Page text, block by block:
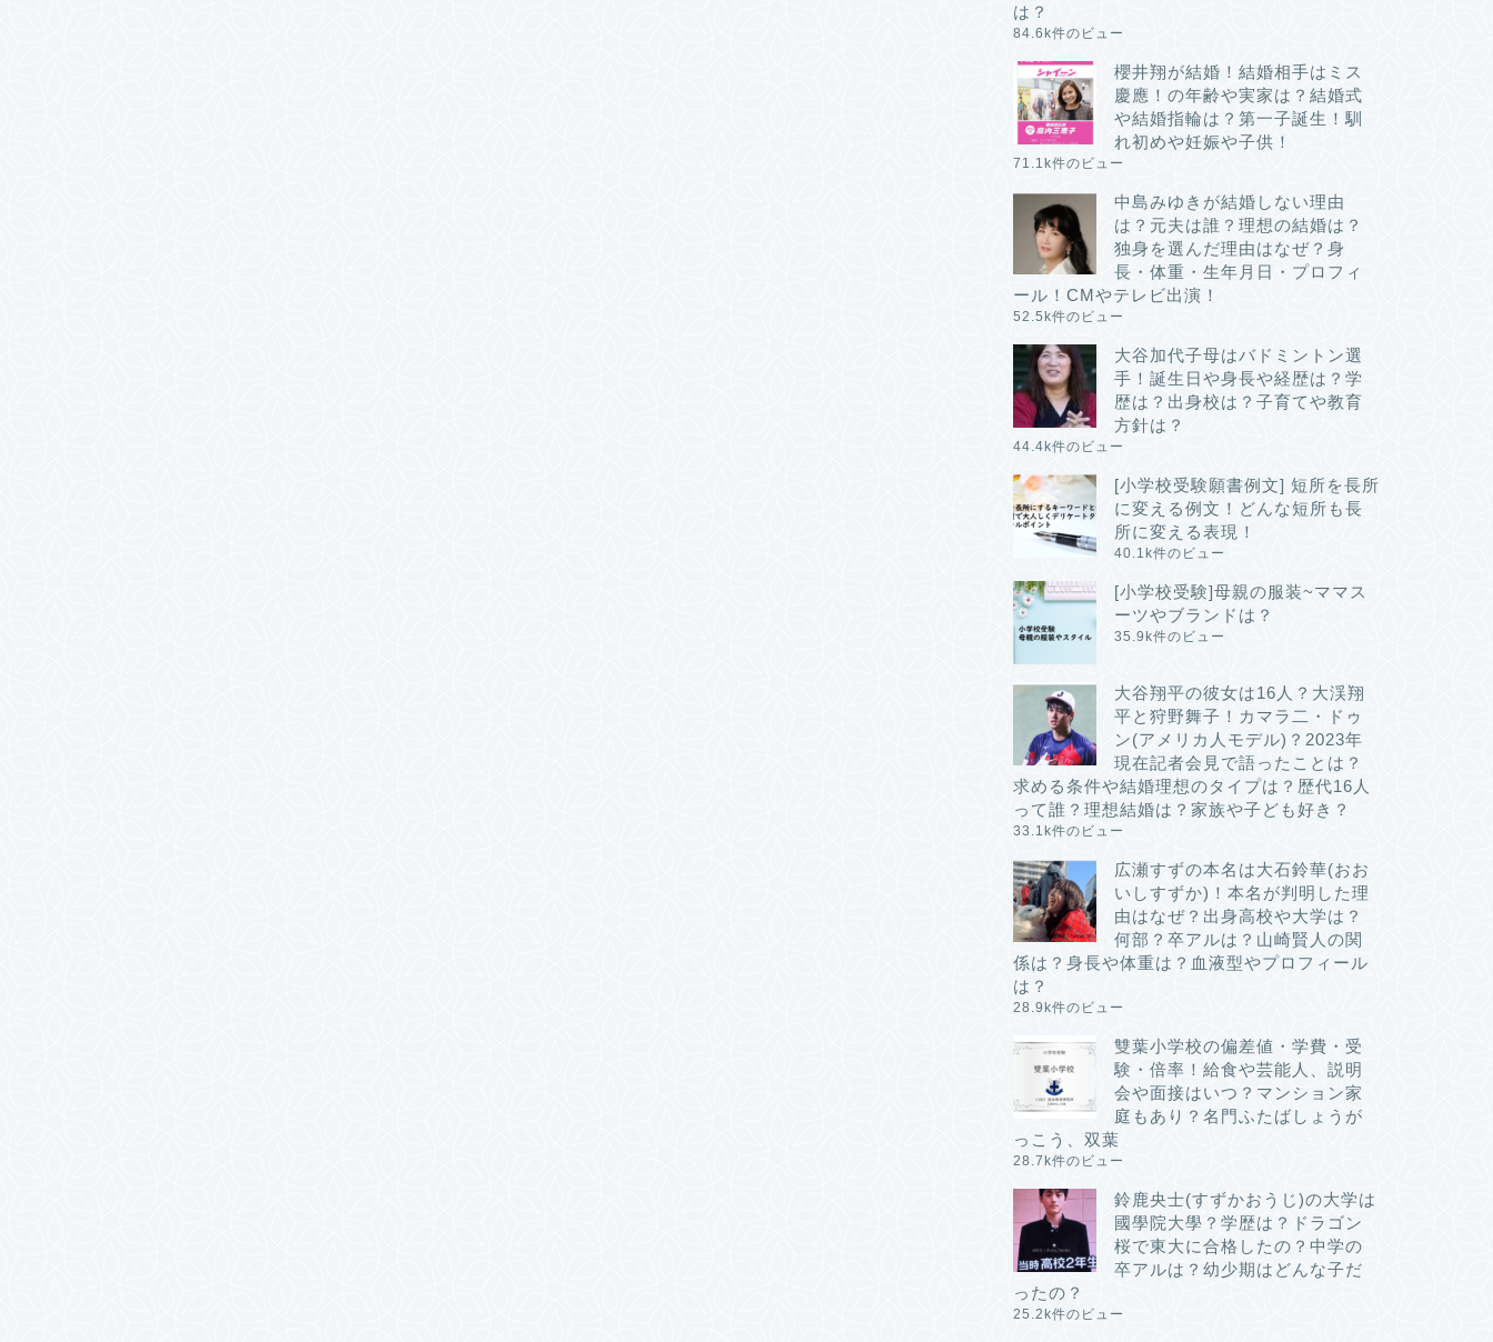
は？
84.6k件のビュー
櫻井翔が結婚！結婚相手はミス
慶應！の年齢や実家は？結婚式
や結婚指輪は？第一子誕生！馴
れ初めや妊娠や子供！
71.1k件のビュー
中島みゆきが結婚しない理由
は？元夫は誰？理想の結婚は？
独身を選んだ理由はなぜ？身
長・体重・生年月日・プロフィ
ール！CMやテレビ出演！
52.5k件のビュー
大谷加代子母はバドミントン選
手！誕生日や身長や経歴は？学
歴は？出身校は？子育てや教育
方針は？
44.4k件のビュー
[小学校受験願書例文] 短所を長所
に変える例文！どんな短所も長
所に変える表現！
40.1k件のビュー
[小学校受験]母親の服装~ママス
ーツやブランドは？
35.9k件のビュー
大谷翔平の彼女は16人？大渓翔
平と狩野舞子！カマラ二・ドゥ
ン(アメリカ人モデル)？2023年
現在記者会見で語ったことは？
求める条件や結婚理想のタイプは？歴代16人
って誰？理想結婚は？家族や子ども好き？
33.1k件のビュー
広瀬すずの本名は大石鈴華(おお
いしすずか)！本名が判明した理
由はなぜ？出身高校や大学は？
何部？卒アルは？山崎賢人の関
係は？身長や体重は？血液型やプロフィール
は？
28.9k件のビュー
雙葉小学校の偏差値・学費・受
験・倍率！給食や芸能人、説明
会や面接はいつ？マンション家
庭もあり？名門ふたばしょうが
っこう、双葉
28.7k件のビュー
鈴鹿央士(すずかおうじ)の大学は
國學院大學？学歴は？ドラゴン
桜で東大に合格したの？中学の
卒アルは？幼少期はどんな子だ
ったの？
25.2k件のビュー